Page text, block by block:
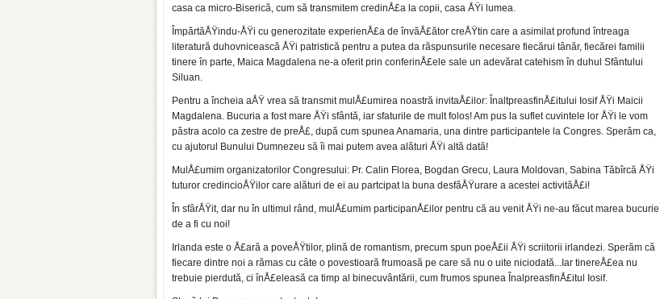
casa ca micro-Biserică, cum să transmitem credinÅ£a la copii, casa ÅŸi lumea.
ÎmpărtăÅŸindu-ÅŸi cu generozitate experienÅ£a de învăÅ£ător creÅŸtin care a asimilat profund întreaga
literatură duhovnicească ÅŸi patristică pentru a putea da răspunsurile necesare fiecărui tânăr, fiecărei familii
tinere în parte, Maica Magdalena ne-a oferit prin conferinÅ£ele sale un adevărat catehism în duhul Sfântului
Siluan.
Pentru a încheia aÅŸ vrea să transmit mulÅ£umirea noastră invitaÅ£ilor: ÎnaltpreasfinÅ£itului Iosif ÅŸi Maicii
Magdalena. Bucuria a fost mare ÅŸi sfântă, iar sfaturile de mult folos! Am pus la suflet cuvintele lor ÅŸi le vom
păstra acolo ca zestre de preÅ£, după cum spunea Anamaria, una dintre participantele la Congres. Sperăm ca,
cu ajutorul Bunului Dumnezeu să îi mai putem avea alături ÅŸi altă dată!
MulÅ£umim organizatorilor Congresului: Pr. Calin Florea, Bogdan Grecu, Laura Moldovan, Sabina Tăbîrcă ÅŸi
tuturor credincioÅŸilor care alături de ei au partcipat la buna desfăÅŸurare a acestei activităÅ£i!
În sfârÅŸit, dar nu în ultimul rând, mulÅ£umim participanÅ£ilor pentru că au venit ÅŸi ne-au făcut marea bucurie
de a fi cu noi!
Irlanda este o Å£ară a poveÅŸtilor, plină de romantism, precum spun poeÅ£ii ÅŸi scriitorii irlandezi. Sperăm că
fiecare dintre noi a rămas cu câte o povestioară frumoasă pe care să nu o uite niciodată...Iar tinereÅ£ea nu
trebuie pierdută, ci înÅ£eleasă ca timp al binecuvântării, cum frumos spunea ÎnalpreasfinÅ£itul Iosif.